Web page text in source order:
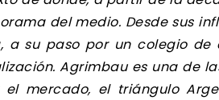
del medio. Desde sus
su paso por un colegio de
Agrimbau es una de
mercado, el triángulo